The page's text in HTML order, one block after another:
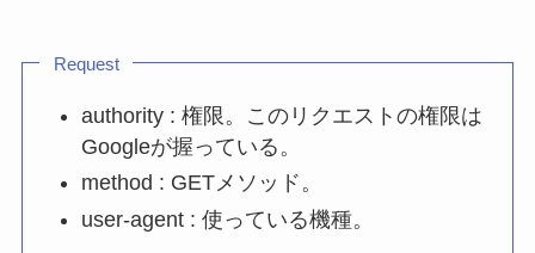
Request
authority : 権限。このリクエストの権限は
Googleが握っている。
method : GETメソッド。
user-agent : 使っている機種。